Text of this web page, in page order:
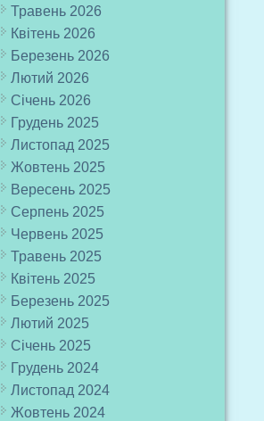
Травень 2026
Квітень 2026
Березень 2026
Лютий 2026
Січень 2026
Грудень 2025
Листопад 2025
Жовтень 2025
Вересень 2025
Серпень 2025
Червень 2025
Травень 2025
Квітень 2025
Березень 2025
Лютий 2025
Січень 2025
Грудень 2024
Листопад 2024
Жовтень 2024